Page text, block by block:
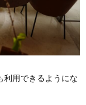
利用できるようにな